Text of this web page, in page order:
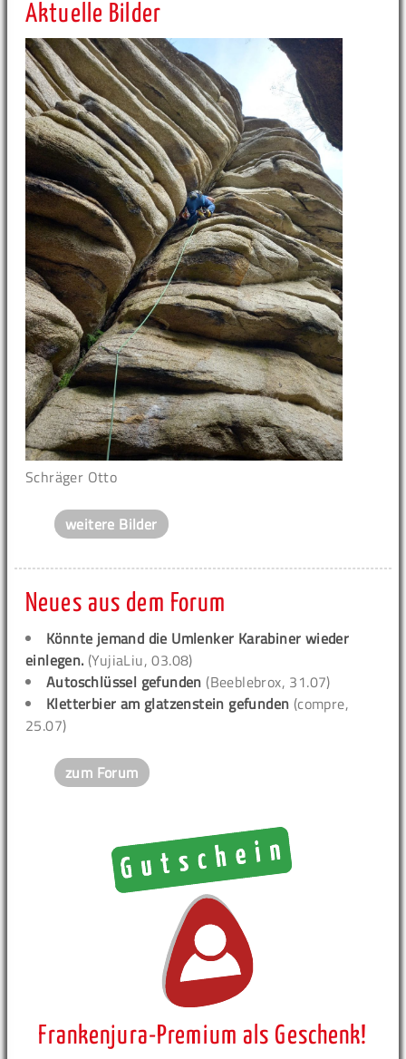
Aktuelle Bilder
Schräger Otto
weitere Bilder
Neues aus dem Forum
Könnte jemand die Umlenker Karabiner wieder
einlegen. (YujiaLiu, 03.08)
Autoschlüssel gefunden (Beeblebrox, 31.07)
Kletterbier am glatzenstein gefunden (compre,
25.07)
zum Forum
Frankenjura-Premium als Geschenk!